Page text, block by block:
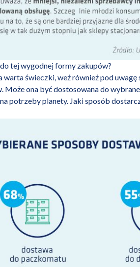
tej wygodnej formy zakupów?
warta świeczki, weź również pod
ona być dostosowana do
potrzeby planety. Jaki sposób